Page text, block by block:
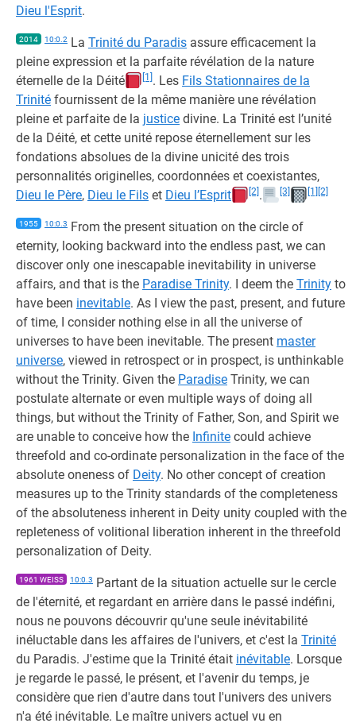
Dieu l'Esprit.
2014 10:0.2 La Trinité du Paradis assure efficacement la
pleine expression et la parfaite révélation de la nature
éternelle de la Déité
[1] . Les Fils Stationnaires de la
Trinité fournissent de la même manière une révélation
pleine et parfaite de la justice divine. La Trinité est l’unité
de la Déité, et cette unité repose éternellement sur les
fondations absolues de la divine unicité des trois
personnalités originelles, coordonnées et coexistantes,
Dieu le Père, Dieu le Fils et Dieu l’Esprit [2] . [3] [1] [2]
1955 10:0.3 From the present situation on the circle of
eternity, looking backward into the endless past, we can
discover only one inescapable inevitability in universe
affairs, and that is the Paradise Trinity. I deem the Trinity to
have been inevitable. As I view the past, present, and future
of time, I consider nothing else in all the universe of
universes to have been inevitable. The present master
universe, viewed in retrospect or in prospect, is unthinkable
without the Trinity. Given the Paradise Trinity, we can
postulate alternate or even multiple ways of doing all
things, but without the Trinity of Father, Son, and Spirit we
are unable to conceive how the Infinite could achieve
threefold and co-ordinate personalization in the face of the
absolute oneness of Deity. No other concept of creation
measures up to the Trinity standards of the completeness
of the absoluteness inherent in Deity unity coupled with the
repleteness of volitional liberation inherent in the threefold
personalization of Deity.
1961 WEISS 10:0.3 Partant de la situation actuelle sur le cercle
de l'éternité, et regardant en arrière dans le passé indéfini,
nous ne pouvons découvrir qu'une seule inévitabilité
inéluctable dans les affaires de l'univers, et c'est la Trinité
du Paradis. J'estime que la Trinité était inévitable. Lorsque
je regarde le passé, le présent, et l'avenir du temps, je
considère que rien d'autre dans tout l'univers des univers
n'a été inévitable. Le maître univers actuel vu en